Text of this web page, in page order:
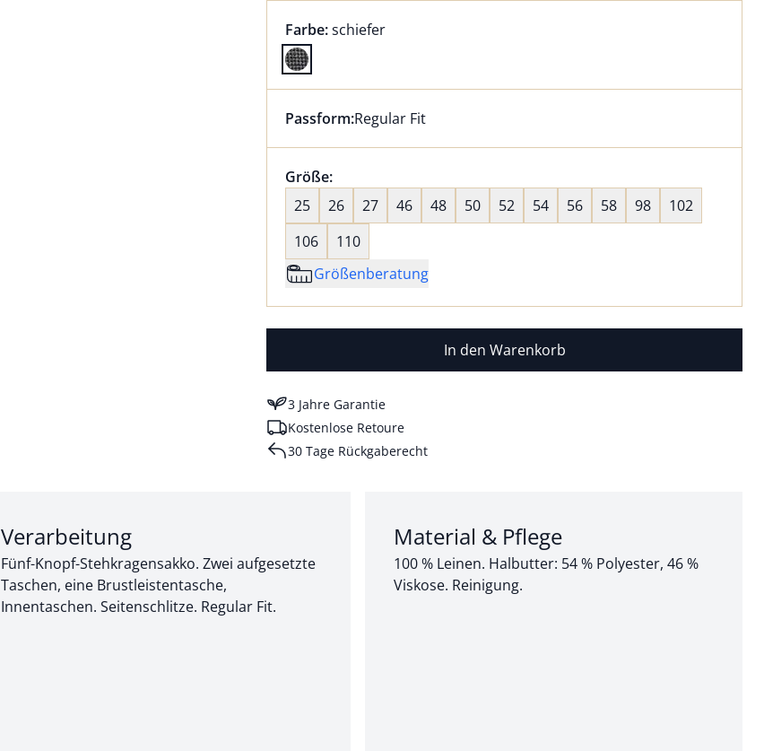
Farbauswahl:
Farbe:aktuell ausgewählt:
schiefer
Farbe schiefer ausgewählt
Dieser Artikel hat die Passform Regular Fit. für Informationen zu
Passform:Regular Fit
Größenauswahl:
Größe:nichts ausgewählt
25
26 27 46 48 50 52 54 56 58 98
102
106
110
Größenberatung
In den Warenkorb
3 Jahre Garantie
Kostenlose Retoure
30 Tage Rückgaberecht
Abschnitt 2 von 3:
Verarbeitung
Fünf-Knopf-Stehkragensakko. Zwei aufgesetzte
Taschen, eine Brustleistentasche,
Innentaschen. Seitenschlitze. Regular Fit.
Abschnitt 3 von 3:
Material & Pflege
100 % Leinen. Halbutter: 54 % Polyester, 46 %
Viskose. Reinigung.